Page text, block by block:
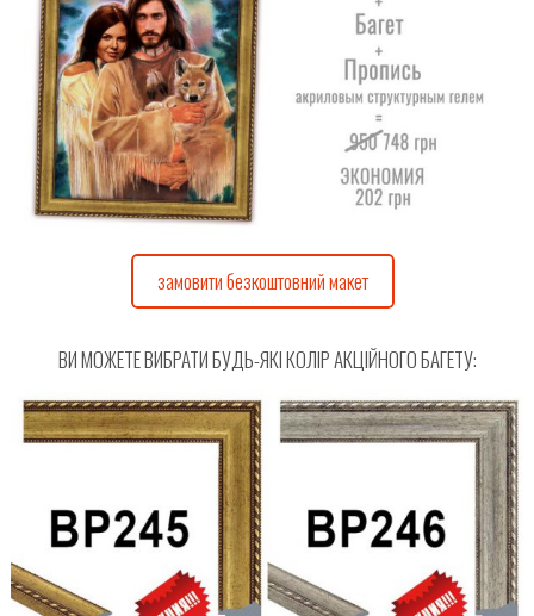
замовити безкоштовний макет
ВИ МОЖЕТЕ ВИБРАТИ БУДЬ-ЯКІ КОЛІР АКЦІЙНОГО БАГЕТУ: